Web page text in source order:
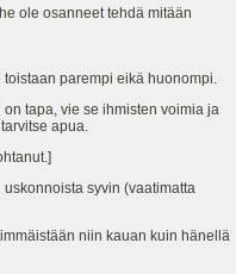
ole osanneet tehdä mitään
parempi eikä huonompi.
tapa, vie se ihmisten voimia ja
apua.
syvin (vaatimatta
niin kauan kuin hänellä